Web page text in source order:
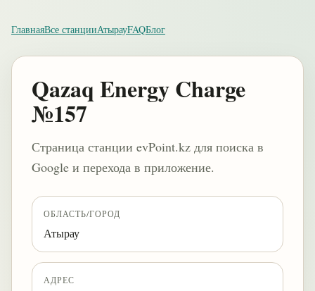
ГлавнаяВсе станцииАтырауFAQБлог
Qazaq Energy Charge
№157
Страница станции evPoint.kz для поиска в
Google и перехода в приложение.
ОБЛАСТЬ/ГОРОД
Атырау
АДРЕС